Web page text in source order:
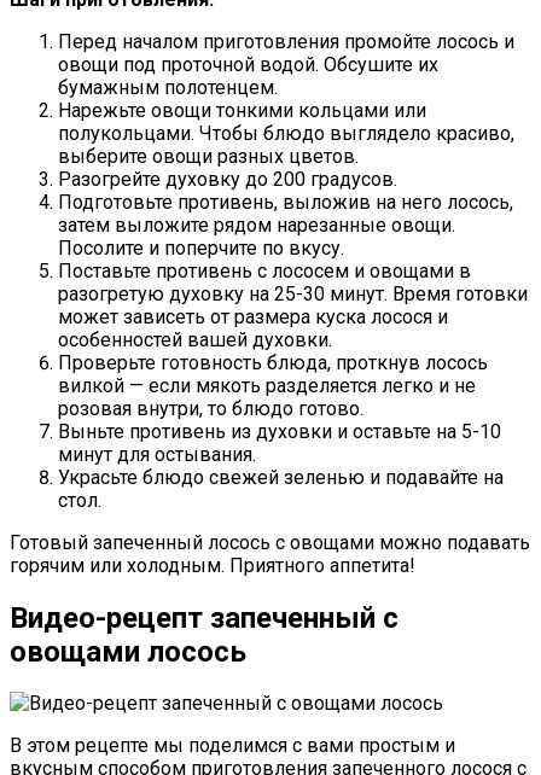
Перед началом приготовления промойте лосось и
овощи под проточной водой. Обсушите их
бумажным полотенцем.
Нарежьте овощи тонкими кольцами или
полукольцами. Чтобы блюдо выглядело красиво,
выберите овощи разных цветов.
Разогрейте духовку до 200 градусов.
Подготовьте противень, выложив на него лосось,
затем выложите рядом нарезанные овощи.
Посолите и поперчите по вкусу.
Поставьте противень с лососем и овощами в
разогретую духовку на 25-30 минут. Время готовки
может зависеть от размера куска лосося и
особенностей вашей духовки.
Проверьте готовность блюда, проткнув лосось
вилкой — если мякоть разделяется легко и не
розовая внутри, то блюдо готово.
Выньте противень из духовки и оставьте на 5-10
минут для остывания.
Украсьте блюдо свежей зеленью и подавайте на
стол.
Готовый запеченный лосось с овощами можно подавать
горячим или холодным. Приятного аппетита!
Видео-рецепт запеченный с
овощами лосось
В этом рецепте мы поделимся с вами простым и
вкусным способом приготовления запеченного лосося с